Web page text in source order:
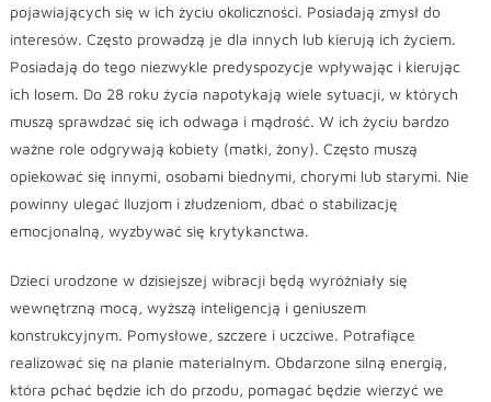
pojawiających się w ich życiu okoliczności. Posiadają zmysł do
interesów. Często prowadzą je dla innych lub kierują ich życiem.
Posiadają do tego niezwykle predyspozycje wpływając i kierując
ich losem. Do 28 roku życia napotykają wiele sytuacji, w których
muszą sprawdzać się ich odwaga i mądrość. W ich życiu bardzo
ważne role odgrywają kobiety (matki, żony). Często muszą
opiekować się innymi, osobami biednymi, chorymi lub starymi. Nie
powinny ulegać Iluzjom i złudzeniom, dbać o stabilizację
emocjonalną, wyzbywać się krytykanctwa.
Dzieci urodzone w dzisiejszej wibracji będą wyróżniały się
wewnętrzną mocą, wyższą inteligencją i geniuszem
konstrukcyjnym. Pomysłowe, szczere i uczciwe. Potrafiące
realizować się na planie materialnym. Obdarzone silną energią,
która pchać będzie ich do przodu, pomagać będzie wierzyć we